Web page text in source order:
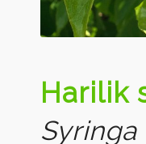
Harilik
Syringa